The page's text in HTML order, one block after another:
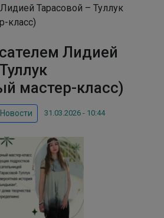
Тарасовой – Туллук
класс)
Лидией
мастер-класс)
Новости 31.03.2026 - 10:44